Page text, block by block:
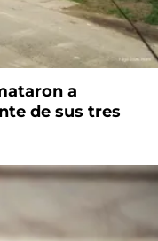
a
de sus tres